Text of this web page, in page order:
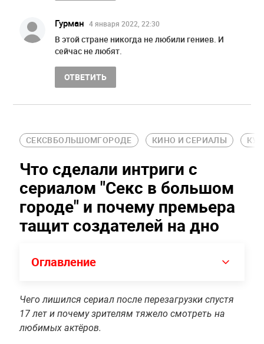
Гурман 4 января 2022, 22:30
В этой стране никогда не любили гениев. И
сейчас не любят.
ОТВЕТИТЬ
СЕКСВБОЛЬШОМГОРОДЕ КИНО И СЕРИАЛЫ
Что сделали интриги с
сериалом "Секс в большом
городе" и почему премьера
тащит создателей на дно
Оглавление
Чего лишился сериал после перезагрузки спустя
17 лет и почему зрителям тяжело смотреть на
любимых актёров.